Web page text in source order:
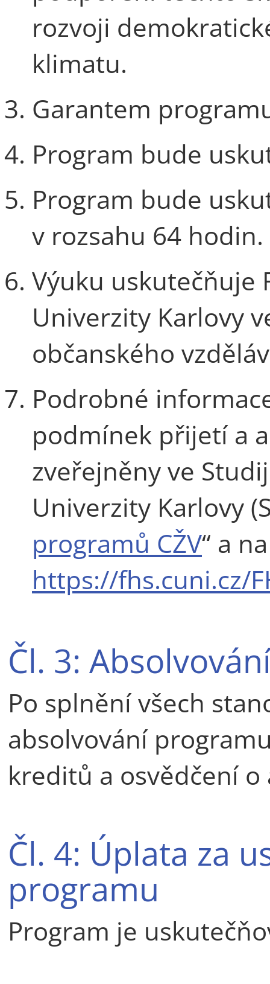
rozvoji
klimatu.
Garantem
Program bude
Program bude
v rozsahu 64 hodin.
Výuku uskutečňuje
Univerzity Karlovy
občanského
Podrobné
podmínek přijetí a
zveřejněny ve
Univerzity Karlovy
programů CŽV“ a
https://fhs.cuni.cz/
Čl. 3:
Po splnění všech
absolvování
kreditů a osvědčení
Čl. 4: Úplata za
programu
Program je